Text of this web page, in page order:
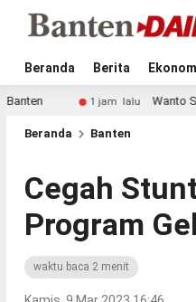
Beranda Berita
1 jam lalu Wanto Sugito Lepas
Beranda Banten
Cegah
Program
waktu baca 2 menit